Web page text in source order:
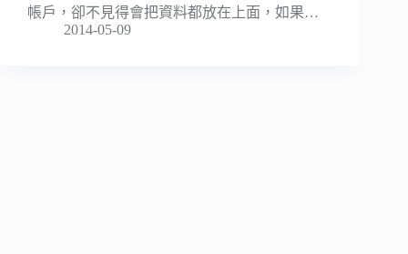
帳戶，卻不見得會把資料都放在上面，如果…
2014-05-09